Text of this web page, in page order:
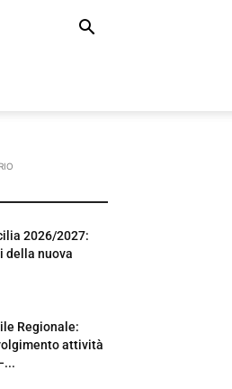
2026/2027:
della nuova
Regionale:
attività